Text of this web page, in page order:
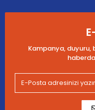
Kampanya,